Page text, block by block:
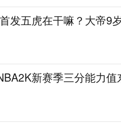
发五虎在干嘛？大帝9
新赛季三分能力